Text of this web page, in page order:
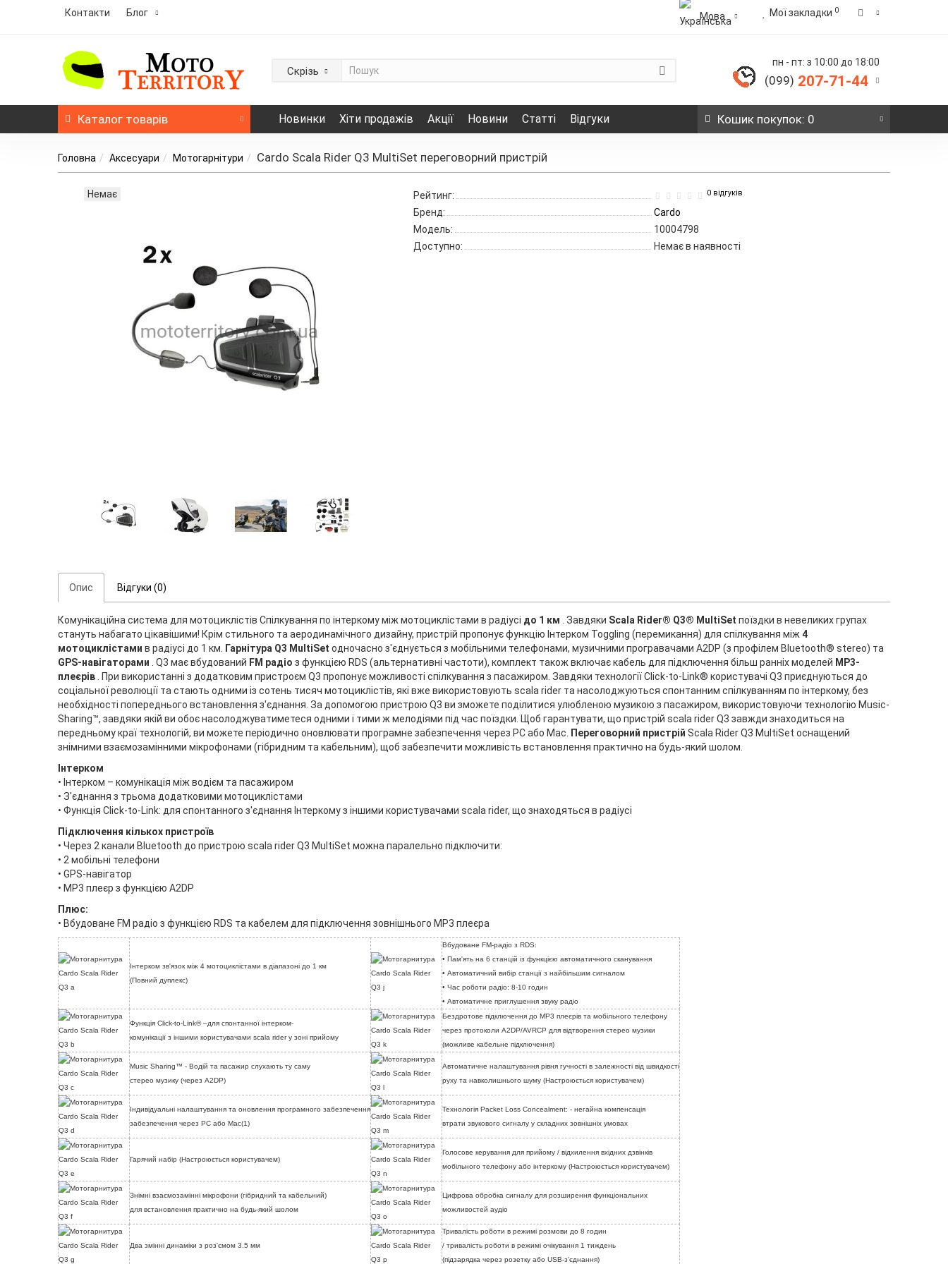
Контакти Блог Мова Мої закладки 0
Скрізь
пн - пт: з 10:00 до 18:00
(099) 207-71-44
Каталог товарів Новинки Хіти продажів Акції Новини Статті Відгуки Кошик покупок: 0
Головна Аксесуари Мотогарнітури Cardo Scala Rider Q3 MultiSet переговорний пристрій
Немає Рейтинг: 0 відгуків
Бренд:
Cardo
Модель:
10004798
Доступно:
Немає в наявності
Опис Відгуки (0)
Комунікаційна система для мотоциклістів Спілкування по інтеркому між мотоциклістами в радіусі до 1 км . Завдяки Scala Rider® Q3® MultiSet поїздки в невеликих групах
стануть набагато цікавішими! Крім стильного та аеродинамічного дизайну, пристрій пропонує функцію Інтерком Toggling (перемикання) для спілкування між4
мотоциклістами в радіусі до 1 км. Гарнітура Q3 MultiSet одночасно з'єднується з мобільними телефонами, музичними програвачами A2DP (з профілем Bluetooth® stereo) та
GPS-навігаторами . Q3 має вбудований FM радіо з функцією RDS (альтернативні частоти), комплект також включає кабель для підключення більш ранніх моделей МР3-
плеєрів . При використанні з додатковим пристроєм Q3 пропонує можливості спілкування з пасажиром. Завдяки технології Click-to-Link® користувачі Q3 приєднуються до
соціальної революції та стають одними із сотень тисяч мотоциклістів, які вже використовують scala rider та насолоджуються спонтанним спілкуванням по інтеркому, без
необхідності попереднього встановлення з'єднання. За допомогою пристрою Q3 ви зможете поділитися улюбленою музикою з пасажиром, використовуючи технологію Music-
Sharing™, завдяки якій ви обоє насолоджуватиметеся одними і тими ж мелодіями під час поїздки. Щоб гарантувати, що пристрій scala rider Q3 завжди знаходиться на
передньому краї технологій, ви можете періодично оновлювати програмне забезпечення через PC або Mac.
Переговорний пристрій Scala Rider Q3 MultiSet оснащений
знімними взаємозамінними мікрофонами (гібридним та кабельним), щоб забезпечити можливість встановлення практично на будь-який шолом.
Інтерком
• Інтерком – комунікація між водієм та пасажиром
• З'єднання з трьома додатковими мотоциклістами
• Функція Click-to-Link: для спонтанного з'єднання Інтеркому з іншими користувачами scala rider, що знаходяться в радіусі
Підключення кількох пристроїв
• Через 2 канали Bluetooth до пристрою scala rider Q3 MultiSet можна паралельно підключити:
• 2 мобільні телефони
• GPS-навігатор
• MP3 плеєр з функцією A2DP
Плюс:
• Вбудоване FM радіо з функцією RDS та кабелем для підключення зовнішнього МР3 плеєра
Інтерком зв'язок між 4 мотоциклістами в діапазоні до 1 км
(Повний дуплекс)
Вбудоване FM-радіо з RDS:
• Пам'ять на 6 станцій із функцією автоматичного сканування
• Автоматичний вибір станції з найбільшим сигналом
• Час роботи радіо: 8-10 годин
• Автоматичне приглушення звуку радіо
Функція Click-to-Link® –для спонтанної інтерком-
комунікації з іншими користувачами scala rider у зоні прийому
Бездротове підключення до МР3 плеєрів та мобільного телефону
через протоколи A2DP/AVRCP для відтворення стерео музики
(можливе кабельне підключення)
Music Sharing™ - Водій та пасажир слухають ту саму
стерео музику (через A2DP)
Автоматичне налаштування рівня гучності в залежності від швидкості
руху та навколишнього шуму (Настроюється користувачем)
Індивідуальні налаштування та оновлення програмного забезпечення
забезпечення через PC або Mac(1)
Технологія Packet Loss Concealment: - негайна компенсація
втрати звукового сигналу у складних зовнішніх умовах
Гарячий набір (Настроюється користувачем)
Голосове керування для прийому / відхилення вхідних дзвінків
мобільного телефону або інтеркому (Настроюється користувачем)
Знімні взаємозамінні мікрофони (гібридний та кабельний)
для встановлення практично на будь-який шолом
Цифрова обробка сигналу для розширення функціональних
можливостей аудіо
Два змінні динаміки з роз'ємом 3.5 мм
Тривалість роботи в режимі розмови до 8 годин
/ тривалість роботи в режимі очікування 1 тиждень
(підзарядка через розетку або USB-з'єднання)